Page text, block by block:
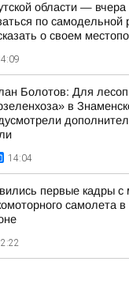
области —
по самодельной
о своем
Болотов: Для
в
14:04
первые кадры с
самолета